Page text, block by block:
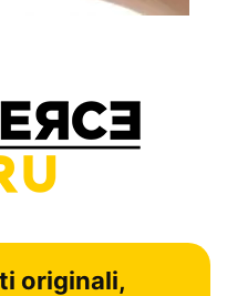
originali,